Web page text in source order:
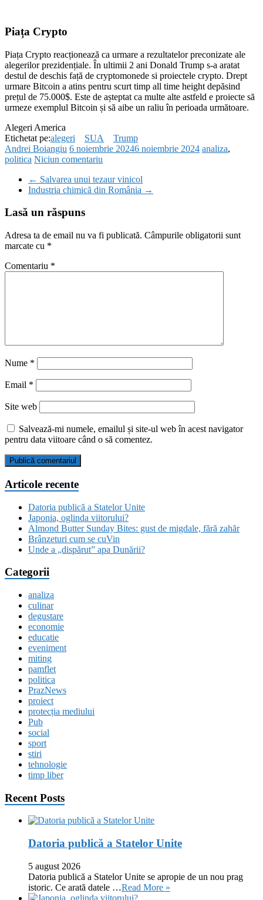
Piața Crypto
Piața Crypto reacționează ca urmare a rezultatelor preconizate ale
alegerilor prezidențiale. În ultimii 2 ani Donald Trump s-a aratat
destul de deschis față de cryptomonede si proiectele crypto. Drept
urmare Bitcoin a atins pentru scurt timp all time height depăsind
prețul de 75.000$. Este de așteptat ca multe alte astfeld e proiecte să
urmeze exemplul Bitcoin și să aibe un raliu în perioada următoare.
Alegeri America
Etichetat pe:alegeri SUA
Trump
Andrei Boiangiu 6 noiembrie 20246 noiembrie 2024 analiza,
politica Niciun comentariu
← Salvarea unui tezaur vinicol
Industria chimică din România →
Lasă un răspuns
Adresa ta de email nu va fi publicată. Câmpurile obligatorii sunt
marcate cu *
Comentariu *
Nume *
Email *
Site web
Salvează-mi numele, emailul și site-ul web în acest navigator
pentru data viitoare când o să comentez.
Articole recente
Datoria publică a Statelor Unite
Japonia, oglinda viitorului?
Almond Butter Sunday Bites: gust de migdale, fără zahăr
Brânzeturi cum se cuVin
Unde a „dispărut” apa Dunării?
Categorii
analiza
culinar
degustare
economie
educatie
eveniment
miting
pamflet
politica
PrazNews
proiect
protecția mediului
Pub
social
sport
stiri
tehnologie
timp liber
Recent Posts
Datoria publică a Statelor Unite
5 august 2026
Datoria publică a Statelor Unite se apropie de un nou prag
istoric. Ce arată datele …Read More »